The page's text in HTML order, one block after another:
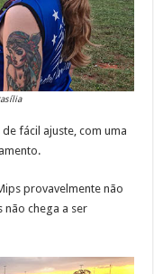
fácil ajuste, com uma
provavelmente não
não chega a ser